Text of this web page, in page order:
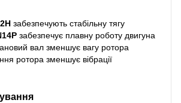
забезпечують стабільну тягу
забезпечує плавну роботу двигуна
вал зменшує вагу ротора
ротора зменшує вібрації